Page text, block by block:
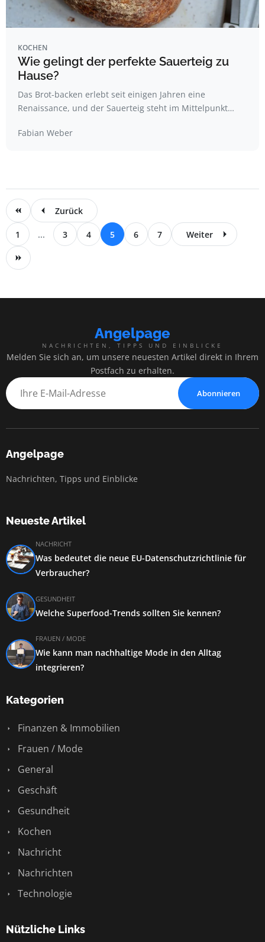
KOCHEN
Wie gelingt der perfekte Sauerteig zu
Hause?
Das Brot-backen erlebt seit einigen Jahren eine
Renaissance, und der Sauerteig steht im Mittelpunkt…
Fabian Weber
Zurück
1 ... 3 4 5 6 7 Weiter
Angelpage
NACHRICHTEN, TIPPS UND EINBLICKE
Melden Sie sich an, um unsere neuesten Artikel direkt in Ihrem
Postfach zu erhalten.
Abonnieren
Angelpage
Nachrichten, Tipps und Einblicke
Neueste Artikel
NACHRICHT
Was bedeutet die neue EU-Datenschutzrichtlinie für
Verbraucher?
GESUNDHEIT
Welche Superfood-Trends sollten Sie kennen?
FRAUEN / MODE
Wie kann man nachhaltige Mode in den Alltag
integrieren?
Kategorien
Finanzen & Immobilien
Frauen / Mode
General
Geschäft
Gesundheit
Kochen
Nachricht
Nachrichten
Technologie
Nützliche Links